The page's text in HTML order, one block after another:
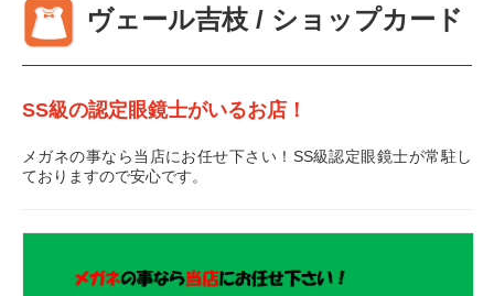
③ ヴェール吉枝 / ショップカード
SS級の認定眼鏡士がいるお店！
メガネの事なら当店にお任せ下さい！SS級認定眼鏡士が常駐し
ておりますので安心です。